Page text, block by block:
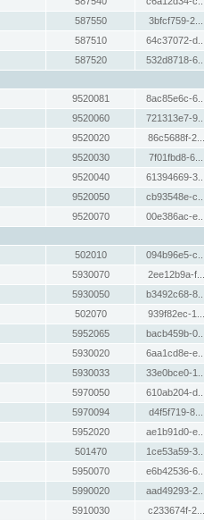
587550 3bfcf759-2...
587510 64c37072-d...
587520 532d8718-6...
9520081 8ac85e6c-6...
9520060 721313e7-9...
9520020 86c5688f-2...
9520030 7f01fbd8-6...
9520040 61394669-3...
9520050 cb93548e-c...
9520070 00e386ac-e...
502010 094b96e5-c...
5930070 2ee12b9a-f...
5930050 b3492c68-8...
502070 939f82ec-1...
5952065 bacb459b-0...
5930020 6aa1cd8e-e...
5930033 33e0bce0-1...
5970050 610ab204-d...
5970094 d4f5f719-8...
5952020 ae1b91d0-e...
501470 1ce53a59-3...
5950070 e6b42536-6...
5990020 aad49293-2...
5910030 c233674f-2...